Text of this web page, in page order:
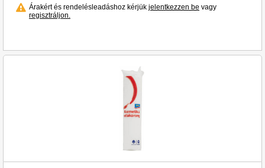
Árakért és rendelésleadáshoz kérjük jelentkezzen be vagy
regisztráljon.